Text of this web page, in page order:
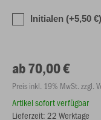
Initialen (+5,50 €)
ab 70,00 €
Preis inkl. 19% MwSt. zzgl.
Artikel sofort verfügbar
Lieferzeit: 22 Werktage